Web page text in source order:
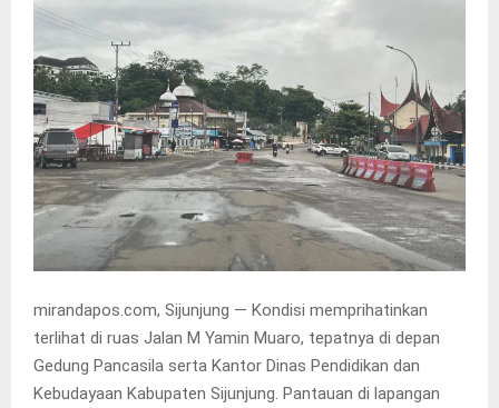
mirandapos.com, Sijunjung — Kondisi memprihatinkan
terlihat di ruas Jalan M Yamin Muaro, tepatnya di depan
Gedung Pancasila serta Kantor Dinas Pendidikan dan
Kebudayaan Kabupaten Sijunjung. Pantauan di lapangan